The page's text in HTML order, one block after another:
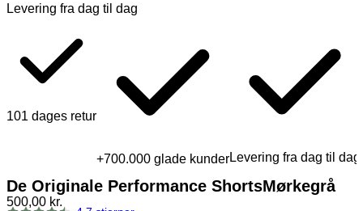
Levering fra dag til dag
101 dages retur
+700.000 glade kunderLevering fra dag til dag
De Originale Performance ShortsMørkegrå
500,00 kr.